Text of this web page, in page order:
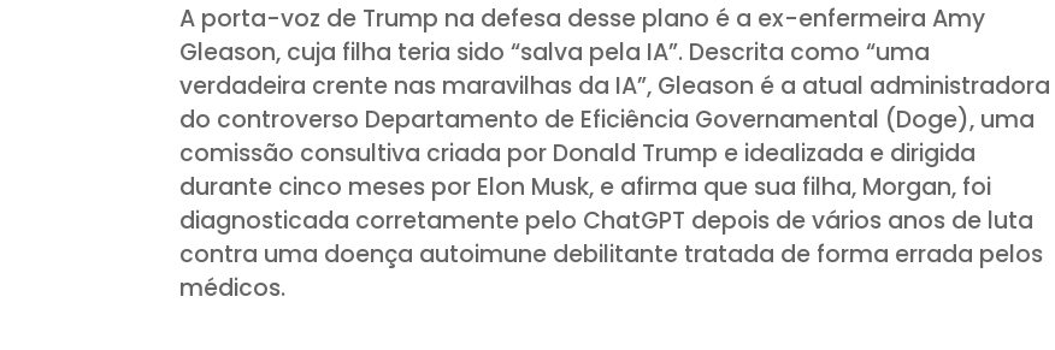
A porta-voz de Trump na defesa desse plano é a ex-enfermeira Amy
Gleason, cuja filha teria sido “salva pela IA”. Descrita como “uma
verdadeira crente nas maravilhas da IA”, Gleason é a atual administradora
do controverso Departamento de Eficiência Governamental (Doge), uma
comissão consultiva criada por Donald Trump e idealizada e dirigida
durante cinco meses por Elon Musk, e afirma que sua filha, Morgan, foi
diagnosticada corretamente pelo ChatGPT depois de vários anos de luta
contra uma doença autoimune debilitante tratada de forma errada pelos
médicos.